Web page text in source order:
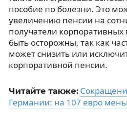
пособие по болезни. Это
увеличению пенсии на
получатели
быть осторожны, так как
может снизить или
корпоративной пенсии.
Читайте также:
Германии: на 107 евро